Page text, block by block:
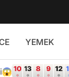
YEMEK